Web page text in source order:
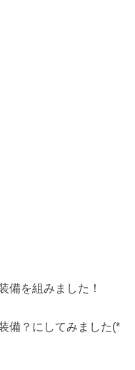
備を組みました！
備？にしてみました(*